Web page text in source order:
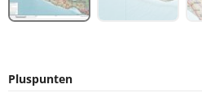
Pluspunten